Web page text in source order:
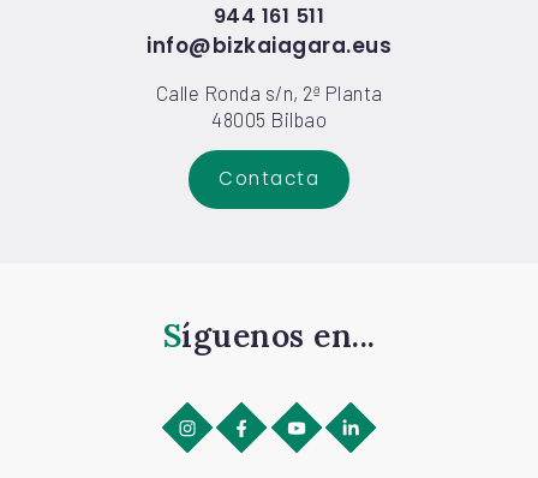
944 161 511
info@bizkaiagara.eus
Calle Ronda s/n, 2ª Planta
48005 Bilbao
Contacta
Síguenos en...